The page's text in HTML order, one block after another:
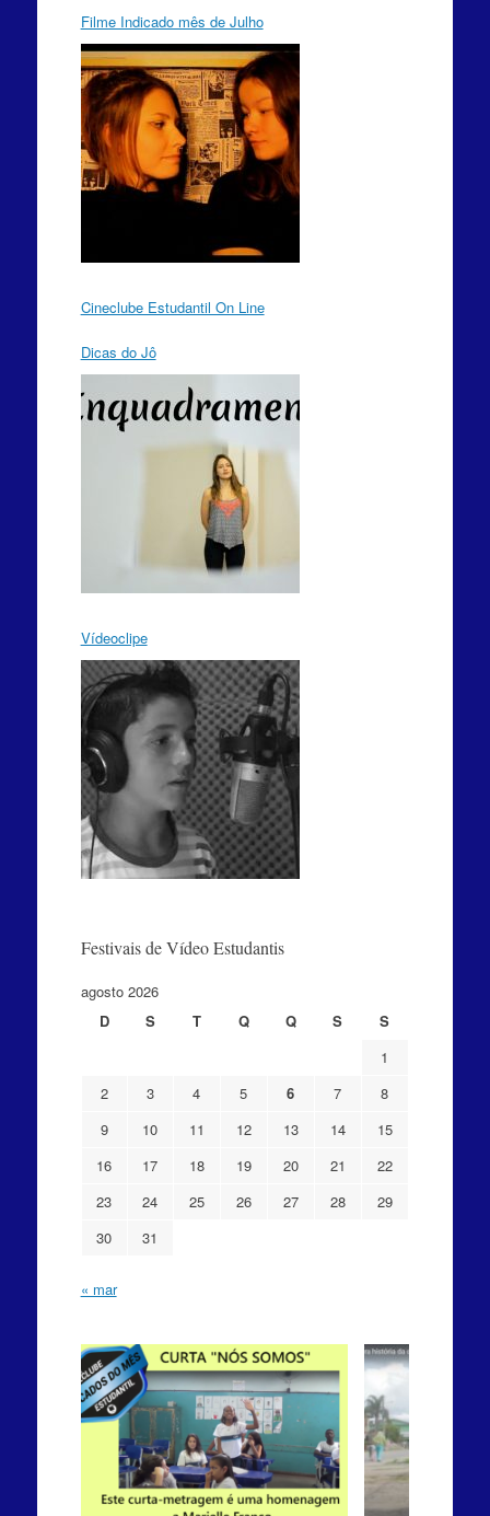
Filme Indicado mês de Julho
Cineclube Estudantil On Line
Dicas do Jô
Vídeoclipe
Festivais de Vídeo Estudantis
agosto 2026
D
S T Q Q S
S
1
2
3 4 5 6 7
8
9
10 11 12 13 14
15
16
17 18 19 20 21
22
23
24 25 26 27 28
29
30
31
« mar